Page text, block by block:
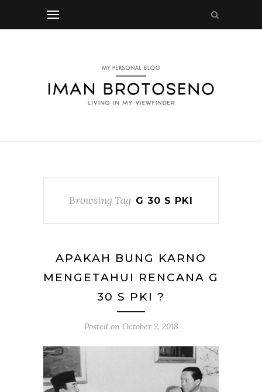
Browsing Tag G 30 S PKI
APAKAH BUNG KARNO
MENGETAHUI RENCANA G
30 S PKI ?
Posted on October 2, 2018